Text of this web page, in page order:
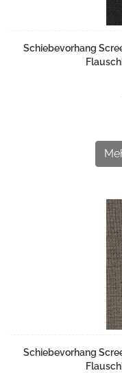
Schiebevorhang
Schiebevorhang